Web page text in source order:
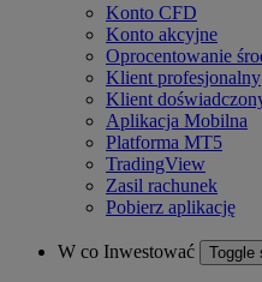
Konto CFD
Konto akcyjne
Oprocentowanie
Klient profesjonalny
Klient
Aplikacja Mobilna
Platforma MT5
TradingView
Zasil rachunek
Pobierz aplikację
W co Inwestować Toggle